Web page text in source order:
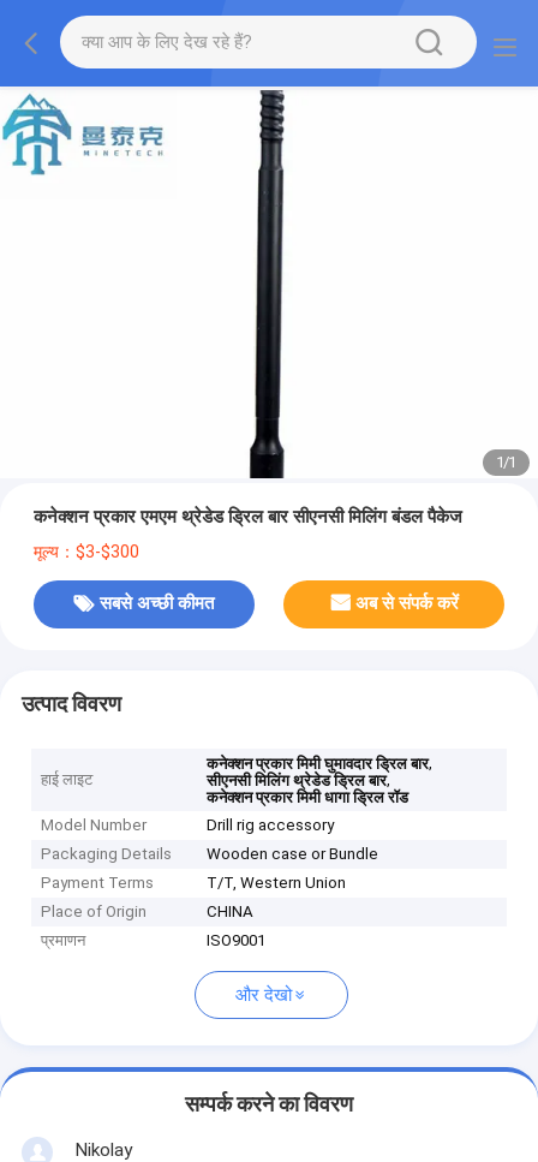
1/1
कनेक्शन प्रकार एमएम थ्रेडेड ड्रिल बार सीएनसी मिलिंग बंडल पैकेज
मूल्य：$3-$300
सबसे अच्छी कीमत अब से संपर्क करें
उत्पाद विवरण
हाई लाइट
कनेक्शन प्रकार मिमी घुमावदार ड्रिल बार,
सीएनसी मिलिंग थ्रेडेड ड्रिल बार,
कनेक्शन प्रकार मिमी धागा ड्रिल रॉड
Model Number
Drill rig accessory
Packaging Details
Wooden case or Bundle
Payment Terms
T/T, Western Union
Place of Origin
CHINA
प्रमाणन
ISO9001
और देखो
सम्पर्क करने का विवरण
Nikolay